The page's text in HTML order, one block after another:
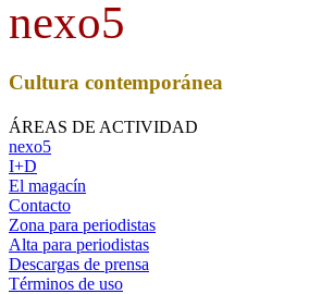
nexo5
Cultura contemporánea
ÁREAS DE ACTIVIDAD
nexo5
I+D
El magacín
Contacto
Zona para periodistas
Alta para periodistas
Descargas de prensa
Términos de uso